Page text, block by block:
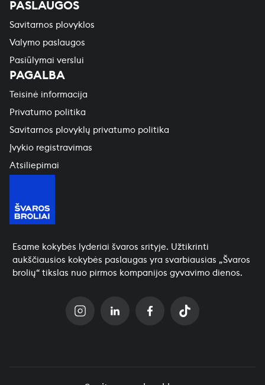
Esame kokybės lyderiai švaros srityje. Užtikrinti
aukščiausios kokybės paslaugas yra svarbiausias „Švaros
brolių“ tikslas nuo pirmos kompanijos gyvavimo dienos.
PASLAUGOS
Savitarnos plovyklos
Valymo paslaugos
Pasiūlymai verslui
PAGALBA
Teisinė informacija
Privatumo politika
Savitarnos plovyklų privatumo politika
Įvykio registravimas
Atsiliepimai